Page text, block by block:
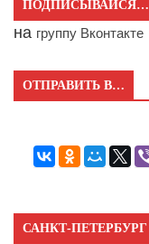
ПОДПИСЫВАЙСЯ…
на группу Вконтакте
ОТПРАВИТЬ В…
САНКТ-ПЕТЕРБУРГ